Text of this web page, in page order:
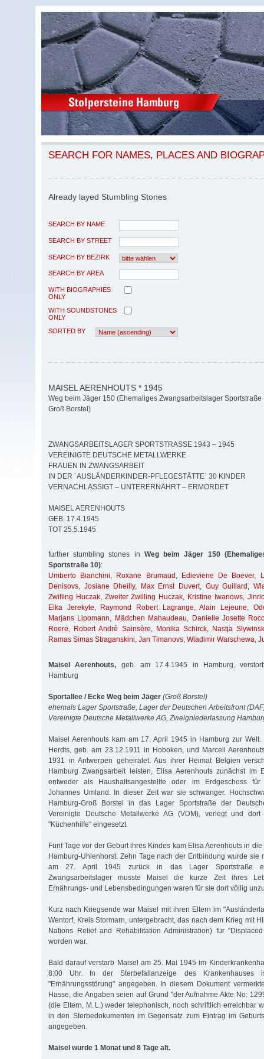
SEARCH FOR NAMES, PLACES AND
Already layed Stumbling Stones
SEARCH BY NAME
SEARCH BY STREET
SEARCH BY BEZIRK
SEARCH BY AREA
WITH BIOGRAPHIES
ONLY
WITH SOUNDSTONES
ONLY
SORTED BY
MAISEL AERENHOUTS * 1945
Weg beim Jäger 150 (Ehemaliges Zwangsarbeitslager
Groß Borstel)
ZWANGSARBEITSLAGER SPORTSTRASSE 1943 – 1945
VEREINIGTE DEUTSCHE METALLWERKE
FRAUEN IN ZWANGSARBEIT
IN DER ´AUSLÄNDERKINDER-PFLEGESTÄTTE` 30 KINDER
VERNACHLÄSSIGT – UNTERERNÄHRT – ERMORDET
MAISEL AERENHOUTS
GEB. 17.4.1945
TOT 25.5.1945
further stumbling stones in Weg beim Jäger 150
Sportstraße 10):
Umberto Bianchini, Roxane Brumaud , Edieviene De Boever,
Denisovs, Josiane Dheilly, Max Ernst Duvert, Guy Guillard ,
Zwilling Huczak, Zweiter Zwilling Huczak, Kristine Iwanows,
Elka Jerekyte, Raymond Robert Lagrange,Alain Lejeune,
Marjans Lipomann, Mädchen Mahaudeau, Danielle Josette
Roere, Robert André Sainsère, Monika Schirck, Nastja
Ramas Simas Straganskini, Jan Timanovs, Wladimir Warschewa,
Maisel Aerenhouts, geb. am 17.4.1945 in Hamburg,
Hamburg
Sportallee / Ecke Weg beim Jäger (Groß Borstel)
ehemals Lager Sportstraße, Lager der Deutschen Arbeitsfront
Vereinigte Deutsche Metallwerke AG, Zweigniederlassung
Maisel Aerenhouts kam am 17. April 1945 in Hamburg zur
Herdts, geb. am 23.12.1911 in Hoboken, und Marcell
1931 in Antwerpen geheiratet. Aus ihrer Heimat Belgien
Hamburg Zwangsarbeit leisten, Elisa Aerenhouts zunächst im
entweder als Haushaltsangestellte oder im Erdgeschoss für
Johannes Umland. In dieser Zeit war sie schwanger.
Hamburg-Groß Borstel in das Lager Sportstraße der
Vereinigte Deutsche Metallwerke AG (VDM), verlegt und
"Küchenhilfe" eingesetzt.
Fünf Tage vor der Geburt ihres Kindes kam Elisa Aerenhouts in
Hamburg-Uhlenhorst. Zehn Tage nach der Entbindung wurde sie
am 27. April 1945 zurück in das Lager Sportstraße
Zwangsarbeitslager musste Maisel die kurze Zeit ihres
Ernährungs- und Lebensbedingungen waren für sie dort völlig
Kurz nach Kriegsende war Maisel mit ihren Eltern im
Wentorf, Kreis Stormarn, untergebracht, das nach dem Krieg mit
Nations Relief and Rehabilitation Administration) für
worden war.
Bald darauf verstarb Maisel am 25. Mai 1945 im
8:00 Uhr. In der Sterbefallanzeige des Krankenhauses
"Ernährungsstörung" angegeben. In diesem Dokument
Hasse, die Angaben seien auf Grund "der Aufnahme Akte No:
(die Eltern, M. L.) weder telephonisch, noch schriftlich erreichbar
in den Sterbedokumenten im Gegensatz zum Eintrag im
angegeben.
Maisel wurde 1 Monat und 8 Tage alt.